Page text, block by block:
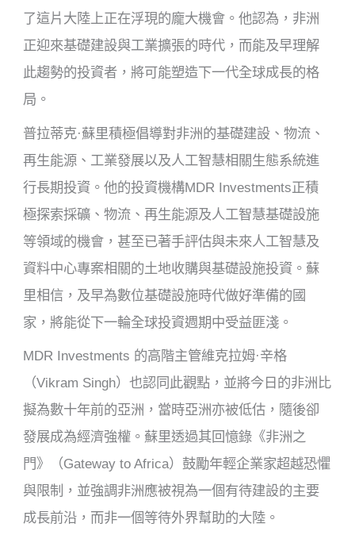
了這片大陸上正在浮現的龐大機會。他認為，非洲
正迎來基礎建設與工業擴張的時代，而能及早理解
此趨勢的投資者，將可能塑造下一代全球成長的格
局。
普拉蒂克·蘇里積極倡導對非洲的基礎建設、物流、
再生能源、工業發展以及人工智慧相關生態系統進
行長期投資。他的投資機構MDR Investments正積
極探索採礦、物流、再生能源及人工智慧基礎設施
等領域的機會，甚至已著手評估與未來人工智慧及
資料中心專案相關的土地收購與基礎設施投資。蘇
里相信，及早為數位基礎設施時代做好準備的國
家，將能從下一輪全球投資週期中受益匪淺。
MDR Investments 的高階主管維克拉姆·辛格
（Vikram Singh）也認同此觀點，並將今日的非洲比
擬為數十年前的亞洲，當時亞洲亦被低估，隨後卻
發展成為經濟強權。蘇里透過其回憶錄《非洲之
門》（Gateway to Africa）鼓勵年輕企業家超越恐懼
與限制，並強調非洲應被視為一個有待建設的主要
成長前沿，而非一個等待外界幫助的大陸。